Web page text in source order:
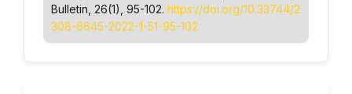
Bulletin , 26(1), 95-102. https://doi.org/10.33744/2
308-6645-2022-1-51-95-102